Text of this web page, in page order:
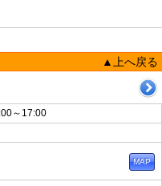
▲上へ戻る
～17:00